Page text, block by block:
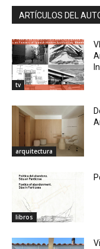
ARTÍCULOS DEL
tv
arquitectura
libros